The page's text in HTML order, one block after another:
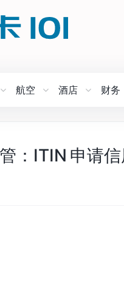
航空 酒店 财务
：ITIN 申请